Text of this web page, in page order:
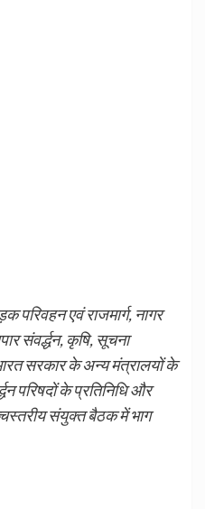
परिवहन एवं राजमार्ग, नागर
संवर्द्धन, कृषि, सूचना
सरकार के अन्य मंत्रालयों के
परिषदों के प्रतिनिधि और
संयुक्त बैठक में भाग